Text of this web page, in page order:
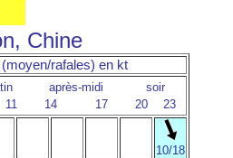
Chine
(moyen/rafales) en kt
après-midi
soir
11 14 17 20 23
10/18